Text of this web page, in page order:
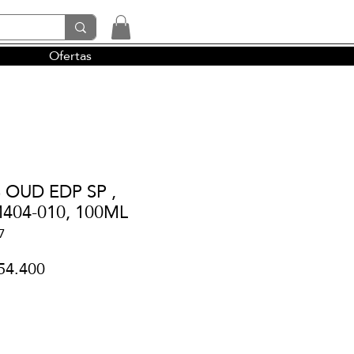
y la perfumería árabe
Ofertas
EDP SP ,
010, 100ML
Precio